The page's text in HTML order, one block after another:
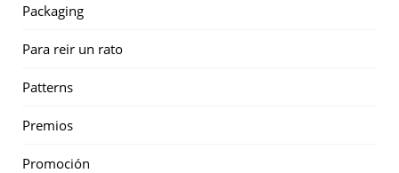
Packaging
Para reir un rato
Patterns
Premios
Promoción